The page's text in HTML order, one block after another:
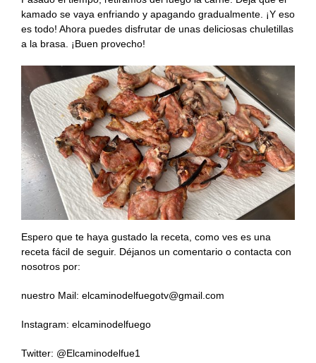
kamado se vaya enfriando y apagando gradualmente. ¡Y eso
es todo! Ahora puedes disfrutar de unas deliciosas chuletillas
a la brasa. ¡Buen provecho!
Espero que te haya gustado la receta, como ves es una
receta fácil de seguir. Déjanos un comentario o contacta con
nosotros por:
nuestro Mail: elcaminodelfuegotv@gmail.com
Instagram: elcaminodelfuego
Twitter: @Elcaminodelfue1